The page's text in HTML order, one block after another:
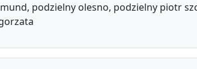
podzielny olesno, podzielny piotr